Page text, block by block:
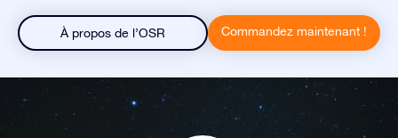
À propos de l’OSR Commandez maintenant !